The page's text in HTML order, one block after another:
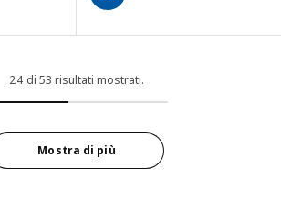
24 di 53 risultati mostrati.
Mostra di più